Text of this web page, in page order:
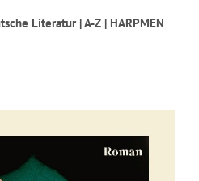
Literatur | A-Z | HARPMEN